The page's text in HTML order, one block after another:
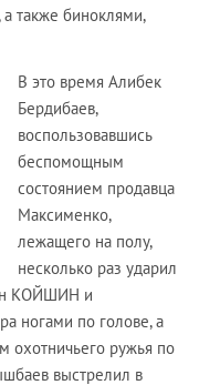
также биноклями,
В это время Алибек
Бердибаев,
воспользовавшись
беспомощным
состоянием продавца
Максименко,
лежащего на полу,
несколько раз ударил
КОЙШИН и
ногами по голове, а
охотничьего ружья по
выстрелил в